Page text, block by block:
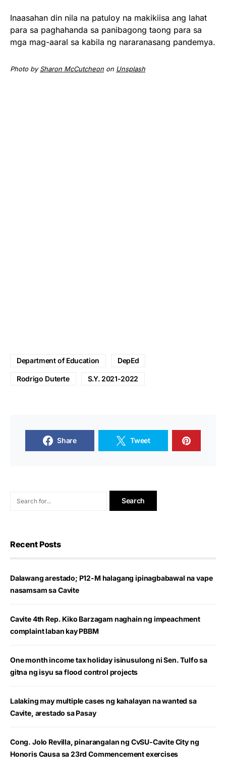
Inaasahan din nila na patuloy na makikiisa ang lahat
para sa paghahanda sa panibagong taong para sa
mga mag-aaral sa kabila ng nararanasang pandemya.
Photo bySharon McCutcheon on Unsplash
Department of Education DepEd
Rodrigo Duterte S.Y. 2021-2022
Share Tweet
Recent Posts
Dalawang arestado; P12-M halagang ipinagbabawal na vape
nasamsam sa Cavite
Cavite 4th Rep. Kiko Barzagam naghain ng impeachment
complaint laban kay PBBM
One month income tax holiday isinusulong ni Sen. Tulfo sa
gitna ng isyu sa flood control projects
Lalaking may multiple cases ng kahalayan na wanted sa
Cavite, arestado sa Pasay
Cong. Jolo Revilla, pinarangalan ng CvSU-Cavite City ng
Honoris Causa sa 23rd Commencement exercises